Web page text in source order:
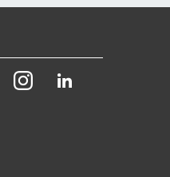
YoutubeInstagram